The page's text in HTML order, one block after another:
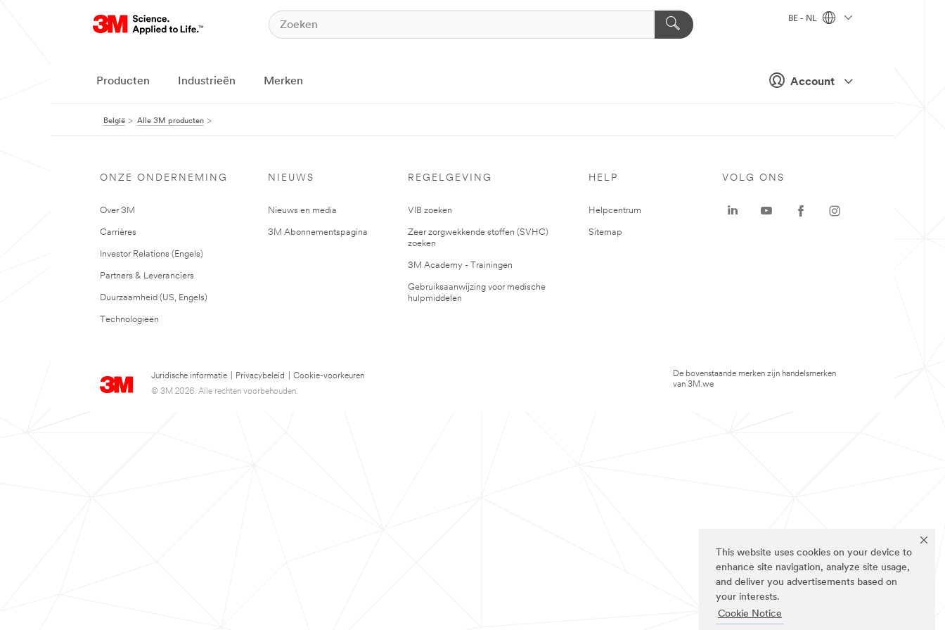
This website uses cookies on your device to
enhance site navigation, analyze site usage,
and deliver you advertisements based on
your interests.
Cookie Notice
Account
BE - NL
Producten Industrieën Merken
België Alle 3M producten
ONZE ONDERNEMING
Over 3M
Carrières
Investor Relations (Engels)
Partners & Leveranciers
Duurzaamheid (US, Engels)
Technologieën
NIEUWS
Nieuws en media
3M Abonnementspagina
REGELGEVING
VIB zoeken
Zeer zorgwekkende stoffen (SVHC)
zoeken
3M Academy - Trainingen
Gebruiksaanwijzing voor medische
hulpmiddelen
HELP
Helpcentrum
Sitemap
Juridische informatie Privacybeleid
Cookie-voorkeuren
© 3M 2026. Alle rechten voorbehouden.
VOLG ONS
De bovenstaande merken zijn handelsmerken
van 3M.we